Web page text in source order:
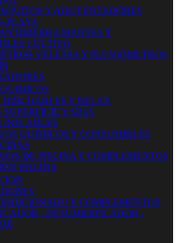
Y AHUYENTADORES
PLAYA
MANTAS Y
CULTIVO
VELETAS Y PLUVIÓMETROS
HINCHABLES Y RELAX
SUPERFICIE Y SPAS
INFLABLES
QUIMICOS Y CONSUMIBLES
DE PISCINA Y COMPLEMENTOS
PISCINA
Y COMPLEMENTOS
- DESUMIDIFICADOR -